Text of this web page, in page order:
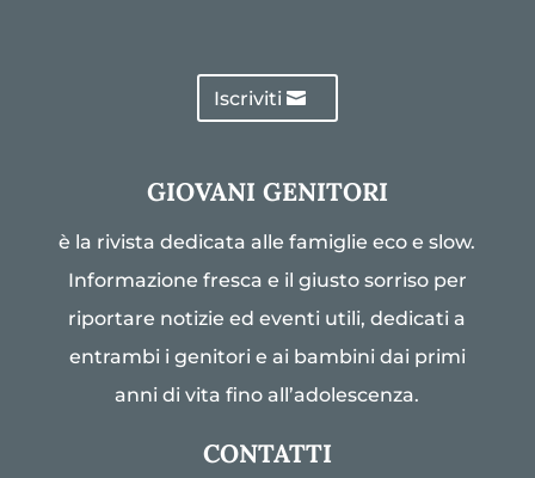
Iscriviti
GIOVANI GENITORI
è la rivista dedicata alle famiglie eco e slow.
Informazione fresca e il giusto sorriso per
riportare notizie ed eventi utili, dedicati a
entrambi i genitori e ai bambini dai primi
anni di vita fino all’adolescenza.
CONTATTI